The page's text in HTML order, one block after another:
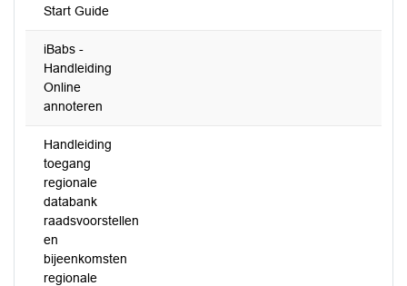
Start Guide
iBabs -
Handleiding
Online
annoteren
Handleiding
toegang
regionale
databank
raadsvoorstellen
en
bijeenkomsten
regionale